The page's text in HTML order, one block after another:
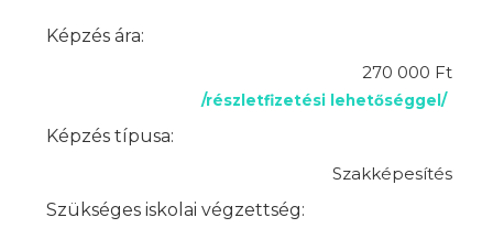
Képzés ára:
270 000 Ft
/részletfizetési lehetőséggel/
Képzés típusa:
Szakképesítés
Szükséges iskolai végzettség: